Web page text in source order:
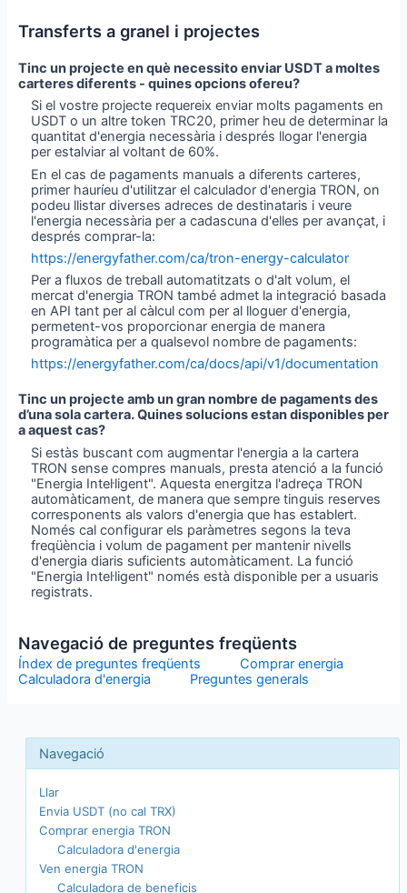
Transferts a granel i projectes
Tinc un projecte en què necessito enviar USDT a moltes
carteres diferents - quines opcions ofereu?
Si el vostre projecte requereix enviar molts pagaments en
USDT o un altre token TRC20, primer heu de determinar la
quantitat d'energia necessària i després llogar l'energia
per estalviar al voltant de 60%.
En el cas de pagaments manuals a diferents carteres,
primer hauríeu d'utilitzar el calculador d'energia TRON, on
podeu llistar diverses adreces de destinataris i veure
l'energia necessària per a cadascuna d'elles per avançat, i
després comprar-la:
https://energyfather.com/ca/tron-energy-calculator
Per a fluxos de treball automatitzats o d'alt volum, el
mercat d'energia TRON també admet la integració basada
en API tant per al càlcul com per al lloguer d'energia,
permetent-vos proporcionar energia de manera
programàtica per a qualsevol nombre de pagaments:
https://energyfather.com/ca/docs/api/v1/documentation
Tinc un projecte amb un gran nombre de pagaments des
d’una sola cartera. Quines solucions estan disponibles per
a aquest cas?
Si estàs buscant com augmentar l'energia a la cartera
TRON sense compres manuals, presta atenció a la funció
"Energia Intel·ligent". Aquesta energitza l'adreça TRON
automàticament, de manera que sempre tinguis reserves
corresponents als valors d'energia que has establert.
Només cal configurar els paràmetres segons la teva
freqüència i volum de pagament per mantenir nivells
d'energia diaris suficients automàticament. La funció
"Energia Intel·ligent" només està disponible per a usuaris
registrats.
Navegació de preguntes freqüents
Índex de preguntes freqüents
Comprar energia
Calculadora d'energia
Preguntes generals
Llar
Envia USDT (no cal TRX)
Comprar energia TRON
Calculadora d'energia
Ven energia TRON
Calculadora de beneficis